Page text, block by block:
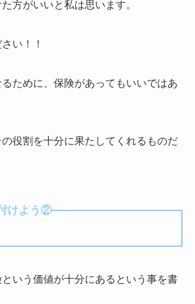
方がいいと私は思います。
い！！
ために、保険があってもいいではあ
役割を十分に果たしてくれるものだ
けよう②
いう価値が十分にあるという事を書